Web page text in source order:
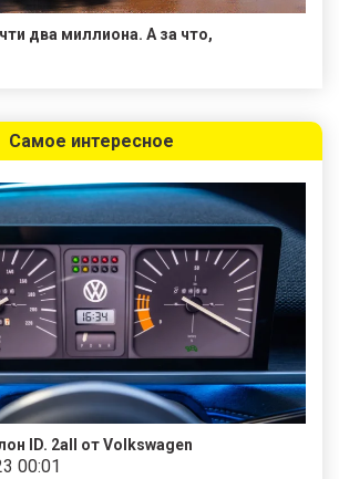
два миллиона. А за что,
Самое интересное
ID. 2all от Volkswagen
00:01